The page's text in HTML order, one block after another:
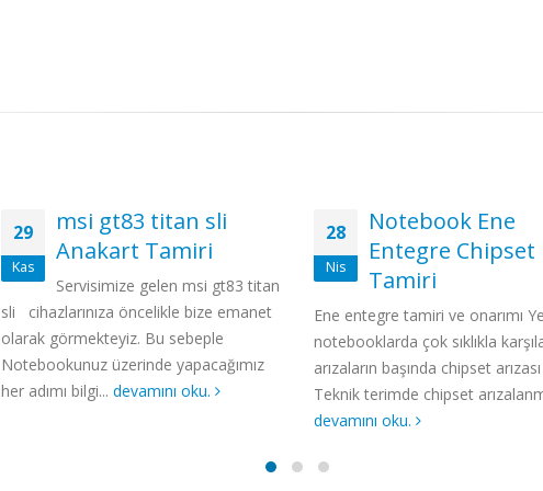
28
Nis
Notebook Ene
Entegre Chipset
Tamiri
Ene entegre tamiri ve onarımı Yeni nesil
notebooklarda çok sıklıkla karşılaşılan
arızaların başında chipset arızası gelir.
Teknik terimde chipset arızalanması,...
29
Kas
msi ps 65 Anakart
Tamiri
Servisimize gelen msi
cihazlarınıza öncelikle bize
olarak görmekteyiz. Bu sebeple
Notebookunuz üzerinde
her adımı bilgi ve...devamını